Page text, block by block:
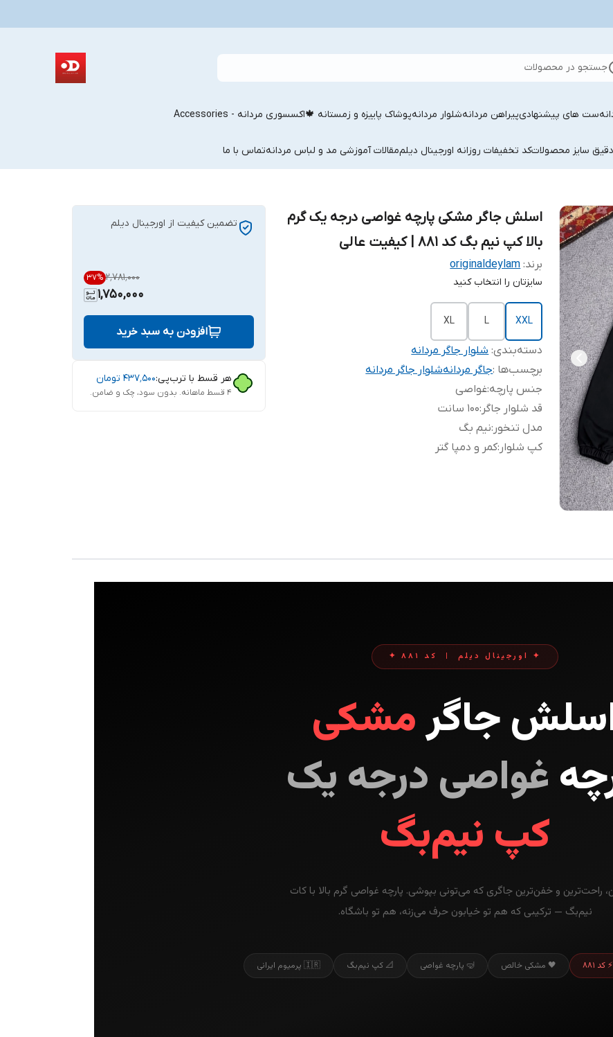
جستجو در محصولات
ست های پیشنهادیپیراهن مردانهشلوار مردانهپوشاک پاییزه و زمستانه 🍁اکسسوری مردانه - Accessories
سایز محصولاتکد تخفیفات روزانه اورجینال دیلممقالات آموزشی مد و لباس مردانهتماس با ما
اسلش جاگر مشکی پارچه غواصی درجه یک گرم
بالا کپ نیم بگ کد ۸۸۱ | کیفیت عالی
برند: originaldeylam
سایزتان را انتخاب کنید
XXL
L
XL
دسته‌بندی:شلوار جاگر مردانه
برچسب‌ها :جاگر مردانهشلوار جاگر مردانه
جنس پارچه:غواصی
قد شلوار جاگر :۱۰۰ سانت
مدل تنخور :نیم بگ
کپ شلوار :کمر و دمپا گتر
تضمین کیفیت از اورجینال دیلم
۲٬۷۸۱٬۰۰۰ 37%
1,750,000
افزودن به سبد خرید
هر قسط با ترب‌پی:۴۳۷٬۵۰۰ تومان
۴ قسط ماهانه. بدون سود، چک و ضامن.
✦ اورجینال دیلم | کد ۸۸۱ ✦
جاگرمشکی
غواصی درجه یک
کپ نیم‌بگ
راحت‌ترین و خفن‌ترین جاگری که می‌تونی بپوشی. پارچه غواصی گرم بالا با کات
نیم‌بگ — ترکیبی که هم تو خیابون حرف می‌زنه، هم تو باشگاه.
⚡ کد ۸۸۱ 🖤 مشکی خالص 🤿 پارچه غواصی 📐 کپ نیم‌بگ 🇮🇷 پرمیوم ایرانی